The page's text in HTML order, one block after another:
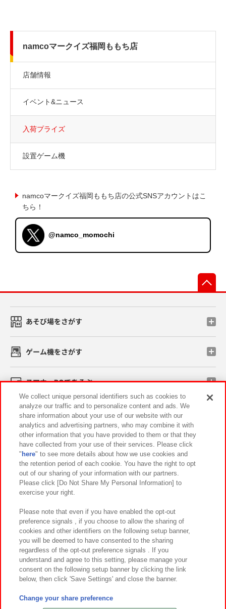
namcoマークイズ福岡ももち店
店舗情報
イベント&ニュース
入荷プライズ
設置ゲーム機
namcoマークイズ福岡ももち店の公式SNSアカウントはこ
ちら！
@namco_momochi
あそび場をさがす
ゲーム機をさがす
スマホ・PCであそぶ
イベント・キャンペーン
関連会社 サステナビリティ サイトポリシー
プライバシーポリシー ウェブアクセシビリティ方針と検証結果
お取引先さまとともに
カスタマーハラスメント対応方針 よくあるご質問・お問い合わせ
©Bandai Namco Amusement Inc.
©Bandai Namco Amusement Lab Inc.
We collect unique personal identifiers such as cookies to
analyze our traffic and to personalize content and ads. We
share information about your use of our website with our
analytics and advertising partners, who may combine it with
other information that you have provided to them or that they
have collected from your use of their services. Please click
" here" to see more details about how we use cookies and
the retention period of each cookie. You have the right to opt
out of our sharing of your information with our partners.
Please click [Do Not Share My Personal Information] to
exercise your right.
Please note that even if you have enabled the opt-out
preference signals , if you choose to allow the sharing of
cookies and other identifiers on the following setup banner,
you will be deemed to have consented to the sharing
regardless of the opt-out preference signals . If you
understand and agree to this setting, please manage your
consent on the following setup banner by clicking the link
below, then click 'Save Settings' and close the banner.
Change your share preference